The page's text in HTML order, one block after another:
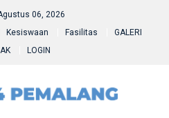
06, 2026
Kesiswaan Fasilitas
GALERI
LOGIN